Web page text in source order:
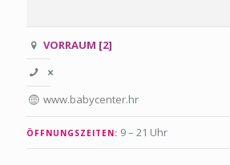
VORRAUM [2]
www.babycenter.hr
ÖFFNUNGSZEITEN: 9 – 21 Uhr